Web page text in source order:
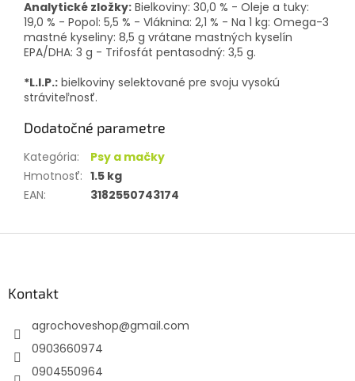
Analytické zložky: Bielkoviny: 30,0 % - Oleje a tuky:
19,0 % - Popol: 5,5 % - Vláknina: 2,1 % - Na 1 kg: Omega-3
mastné kyseliny: 8,5 g vrátane mastných kyselín
EPA/DHA: 3 g - Trifosfát pentasodný: 3,5 g.
*L.I.P.: bielkoviny selektované pre svoju vysokú
stráviteľnosť.
Dodatočné parametre
Kategória:
Psy a mačky
Hmotnosť: 1.5 kg
EAN: 3182550743174
Kontakt
agrochoveshop@gmail.com
0903660974
0904550964